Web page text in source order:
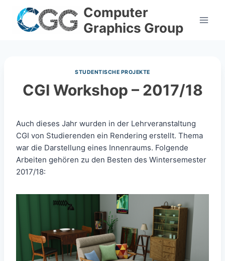
content
Computer
Graphics Group
STUDENTISCHE PROJEKTE
CGI Workshop – 2017/18
Auch dieses Jahr wurden in der Lehrveranstaltung
CGI von Studierenden ein Rendering erstellt. Thema
war die Darstellung eines Innenraums. Folgende
Arbeiten gehören zu den Besten des Wintersemester
2017/18: